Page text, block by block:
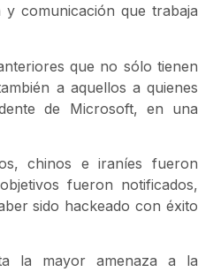
y comunicación que trabaja
que no sólo tienen
a aquellos a quienes
de Microsoft, en una
chinos e iraníes fueron
fueron notificados,
sido hackeado con éxito
la mayor amenaza a la